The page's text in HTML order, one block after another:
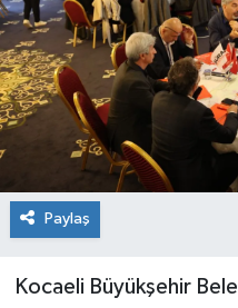
Paylaş
Kocaeli Büyükşehir